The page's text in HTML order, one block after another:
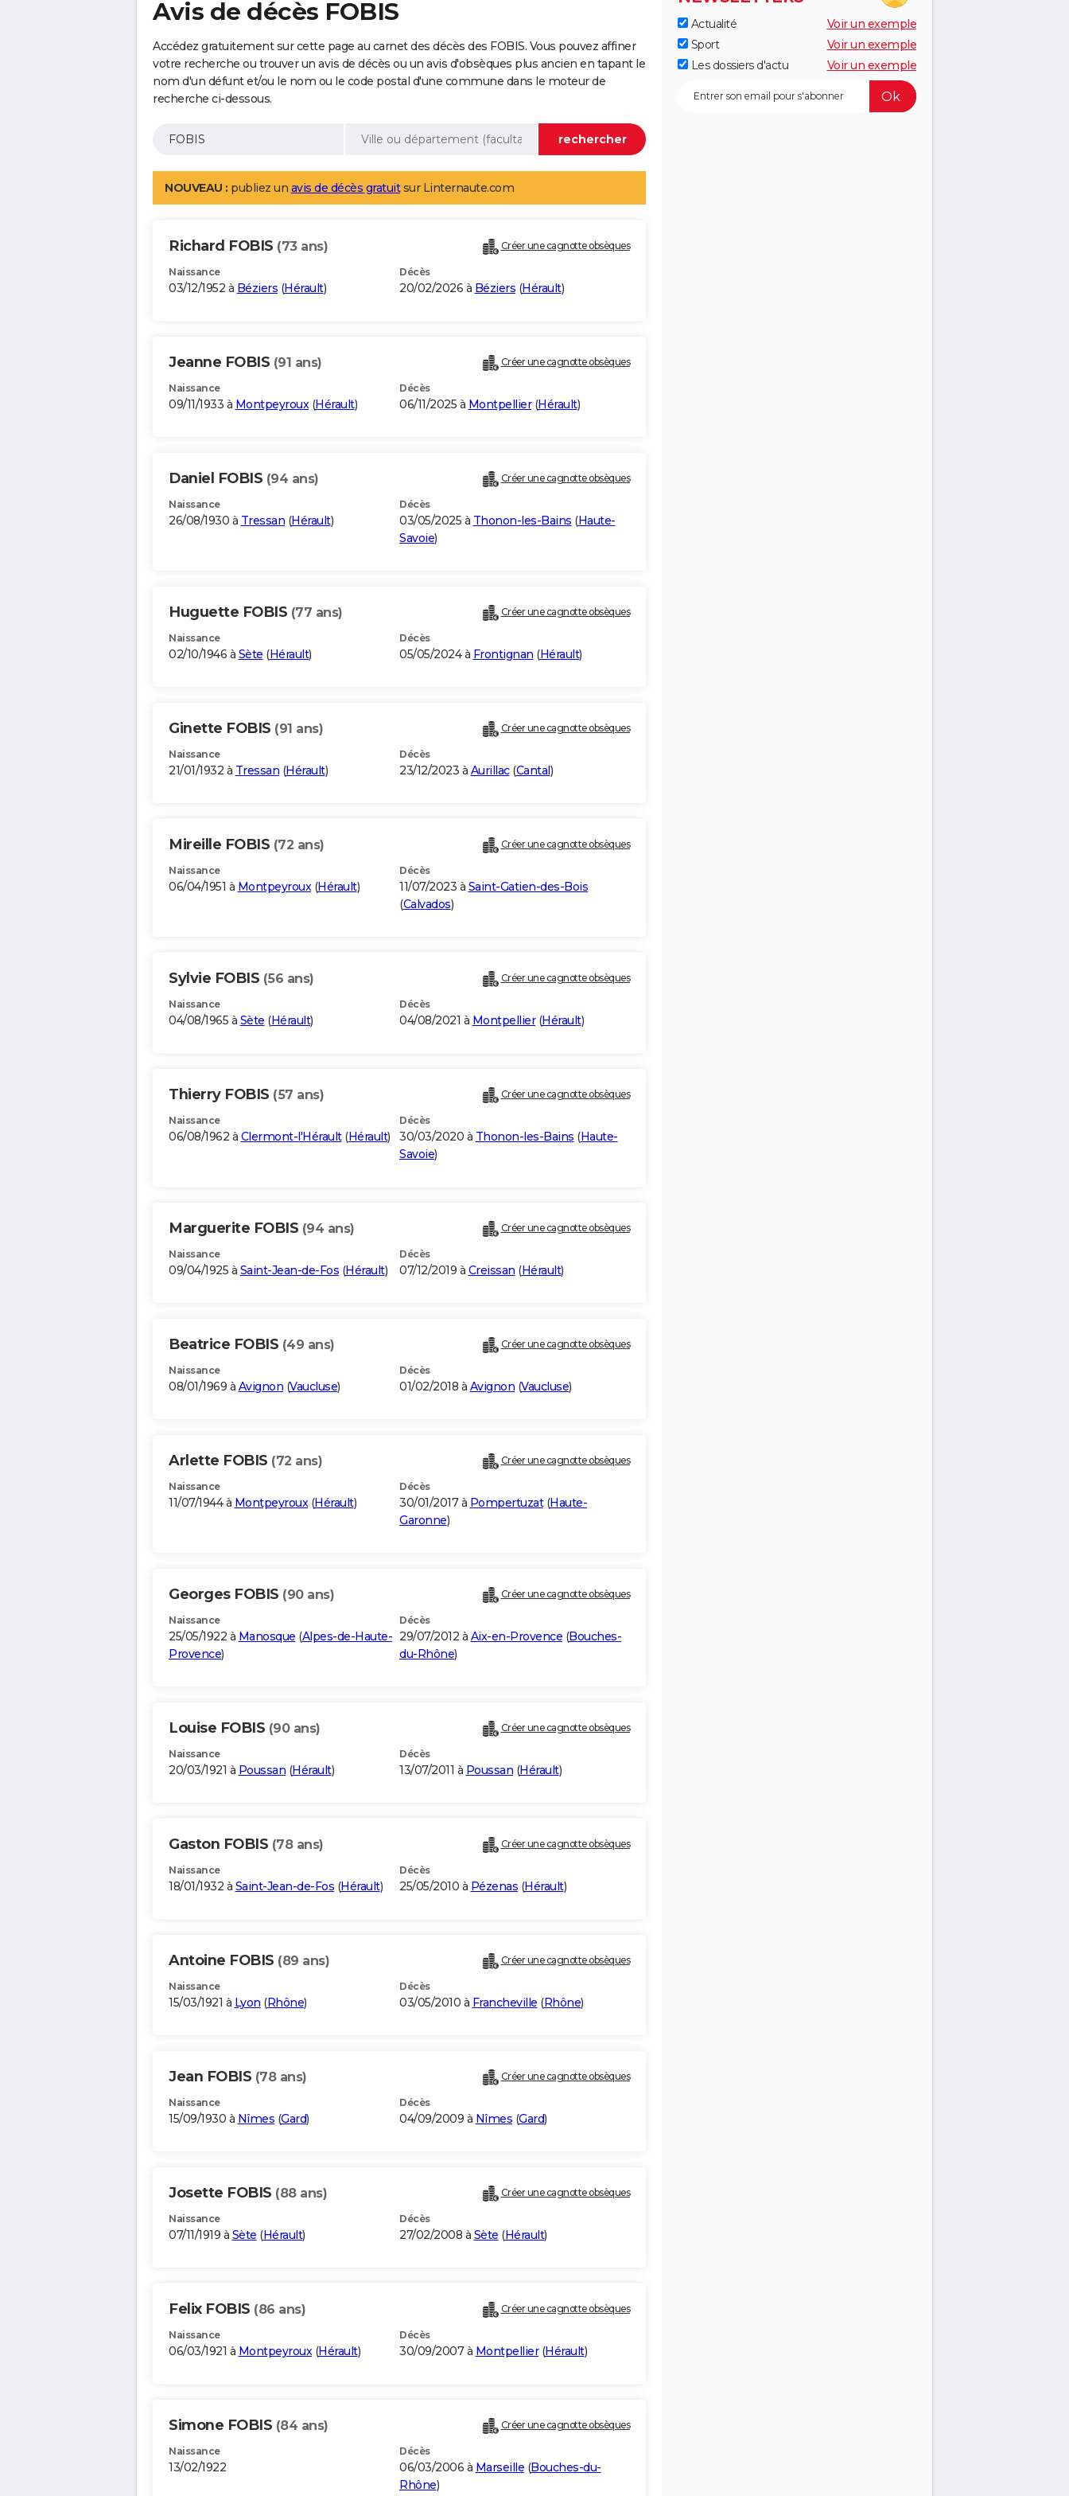
Avis de décès FOBIS
Accédez gratuitement sur cette page au carnet des décès des FOBIS. Vous pouvez affiner
votre recherche ou trouver un avis de décès ou un avis d'obsèques plus ancien en tapant le
nom d'un défunt et/ou le nom ou le code postal d'une commune dans le moteur de
recherche ci-dessous.
NOUVEAU : publiez un avis de décès gratuitsur Linternaute.com
Richard FOBIS (73 ans) Créer une cagnotte obsèques
Naissance
03/12/1952 à Béziers (Hérault)
Décès
20/02/2026 à Béziers (Hérault)
Jeanne FOBIS (91 ans) Créer une cagnotte obsèques
Naissance
09/11/1933 à Montpeyroux(Hérault)
Décès
06/11/2025 à Montpellier(Hérault)
Daniel FOBIS (94 ans) Créer une cagnotte obsèques
Naissance
26/08/1930 à Tressan (Hérault)
Décès
03/05/2025 à Thonon-les-Bains (Haute-
Savoie)
Huguette FOBIS (77 ans) Créer une cagnotte obsèques
Naissance
02/10/1946 à Sète (Hérault)
Décès
05/05/2024 à Frontignan (Hérault)
Ginette FOBIS (91 ans) Créer une cagnotte obsèques
Naissance
21/01/1932 à Tressan (Hérault)
Décès
23/12/2023 à Aurillac(Cantal)
Mireille FOBIS (72 ans) Créer une cagnotte obsèques
Naissance
06/04/1951 à Montpeyroux(Hérault)
Décès
11/07/2023 à Saint-Gatien-des-Bois
(Calvados)
Sylvie FOBIS (56 ans) Créer une cagnotte obsèques
Naissance
04/08/1965 à Sète (Hérault)
Décès
04/08/2021 à Montpellier(Hérault)
Thierry FOBIS (57 ans) Créer une cagnotte obsèques
Naissance
06/08/1962 à Clermont-l'Hérault(Hérault)
Décès
30/03/2020 à Thonon-les-Bains (Haute-
Savoie)
Marguerite FOBIS (94 ans) Créer une cagnotte obsèques
Naissance
09/04/1925 à Saint-Jean-de-Fos (Hérault)
Décès
07/12/2019 à Creissan (Hérault)
Beatrice FOBIS (49 ans) Créer une cagnotte obsèques
Naissance
08/01/1969 à Avignon (Vaucluse)
Décès
01/02/2018 à Avignon (Vaucluse)
Arlette FOBIS (72 ans) Créer une cagnotte obsèques
Naissance
11/07/1944 à Montpeyroux(Hérault)
Décès
30/01/2017 à Pompertuzat(Haute-
Garonne)
Georges FOBIS (90 ans) Créer une cagnotte obsèques
Naissance
25/05/1922 à Manosque (Alpes-de-Haute-
Provence)
Décès
29/07/2012 à Aix-en-Provence (Bouches-
du-Rhône)
Louise FOBIS (90 ans) Créer une cagnotte obsèques
Naissance
20/03/1921 à Poussan (Hérault)
Décès
13/07/2011 à Poussan (Hérault)
Gaston FOBIS (78 ans) Créer une cagnotte obsèques
Naissance
18/01/1932 à Saint-Jean-de-Fos (Hérault)
Décès
25/05/2010 à Pézenas (Hérault)
Antoine FOBIS (89 ans) Créer une cagnotte obsèques
Naissance
15/03/1921 à Lyon (Rhône)
Décès
03/05/2010 à Francheville (Rhône)
Jean FOBIS (78 ans) Créer une cagnotte obsèques
Naissance
15/09/1930 à Nîmes (Gard)
Décès
04/09/2009 à Nîmes (Gard)
Josette FOBIS (88 ans) Créer une cagnotte obsèques
Naissance
07/11/1919 à Sète (Hérault)
Décès
27/02/2008 à Sète (Hérault)
Felix FOBIS (86 ans) Créer une cagnotte obsèques
Naissance
06/03/1921 à Montpeyroux(Hérault)
Décès
30/09/2007 à Montpellier(Hérault)
Simone FOBIS (84 ans) Créer une cagnotte obsèques
Naissance
13/02/1922
Décès
06/03/2006 à Marseille (Bouches-du-
Rhône)
Actualité
Voir un exemple
Sport
Voir un exemple
Les dossiers d'actu
Voir un exemple